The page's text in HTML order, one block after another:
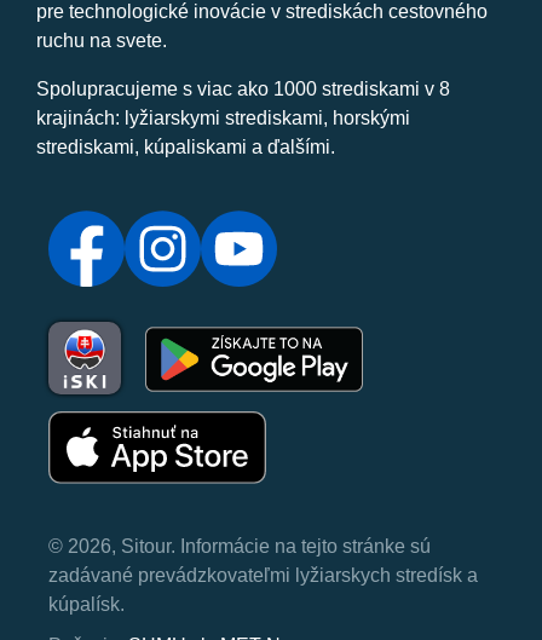
pre technologické inovácie v strediskách cestovného
ruchu na svete.
Spolupracujeme s viac ako 1000 strediskami v 8
krajinách: lyžiarskymi strediskami, horskými
strediskami, kúpaliskami a ďalšími.
© 2026, Sitour. Informácie na tejto stránke sú
zadávané prevádzkovateľmi lyžiarskych stredísk a
kúpalísk.